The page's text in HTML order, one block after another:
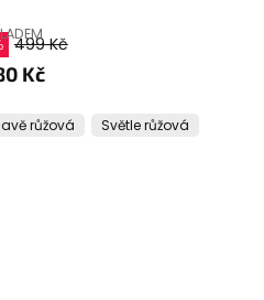
499 Kč
Kč
růžová Světle růžová